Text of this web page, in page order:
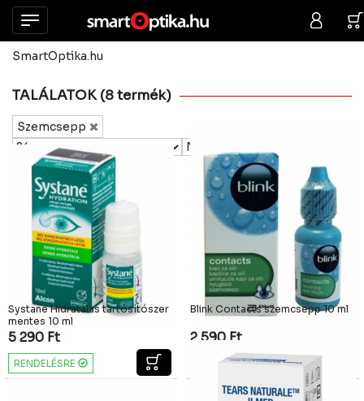
SmartOptika.hu
TALÁLATOK (8 termék)
Szemcsepp
Systane Hidratalas tartósítószer
mentes 10 ml
5 290 Ft
RENDELÉSRE
Blink Contacts szemcsepp 10 ml
2 590 Ft
RENDELÉSRE